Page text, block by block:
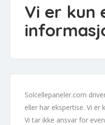
Vi er kun
Solcellepaneler.com
eller har ekspertise. Vi
Vi tar ikke ansvar for